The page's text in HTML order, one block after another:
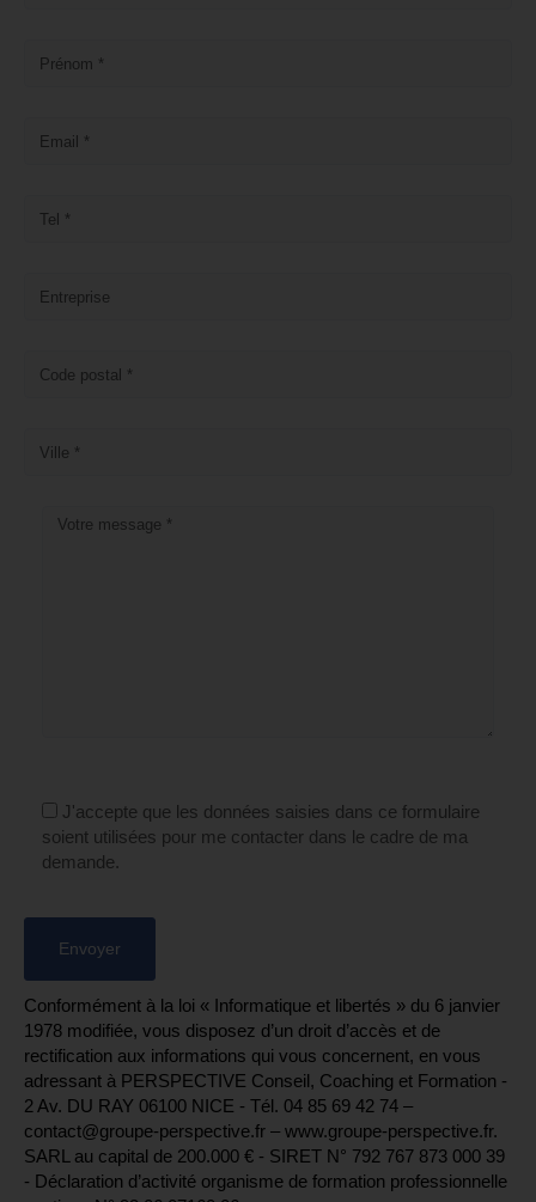
J'accepte que les données saisies dans ce formulaire
soient utilisées pour me contacter dans le cadre de ma
demande.
Conformément à la loi « Informatique et libertés » du 6 janvier
1978 modifiée, vous disposez d’un droit d’accès et de
rectification aux informations qui vous concernent, en vous
adressant à PERSPECTIVE Conseil, Coaching et Formation -
2 Av. DU RAY 06100 NICE - Tél. 04 85 69 42 74⁩ –
contact@groupe-perspective.fr – www.groupe-perspective.fr.
SARL au capital de 200.000 € - SIRET N° 792 767 873 000 39
- Déclaration d’activité organisme de formation professionnelle